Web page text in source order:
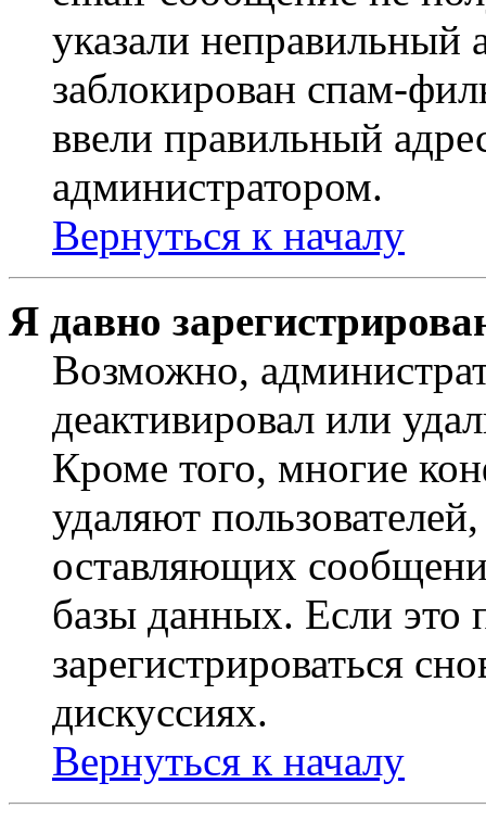
указали неправильный
заблокирован спам-
ввели правильный
администратором.
Вернуться к началу
Я давно
Возможно,
деактивировал или
Кроме того, многие
удаляют
оставляющих
базы данных. Если это
зарегистрироваться
дискуссиях.
Вернуться к началу